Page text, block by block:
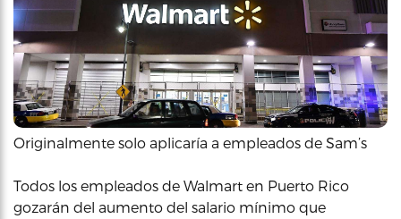
Originalmente solo aplicaría a empleados de Sam’s
Todos los empleados de Walmart en Puerto Rico
gozarán del aumento del salario mínimo que